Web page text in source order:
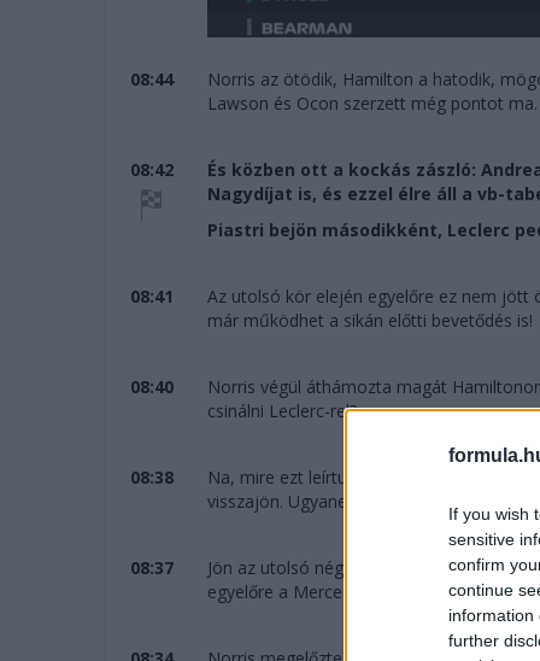
If you wish
sensitive
confirm
continue
information
further
08:44
Norris az ötödik, Hamilton a hatodik,
Lawson és Ocon szerzett még pontot ma.
08:42
És közben ott a kockás zászló:
Nagydíjat is, és ezzel élre áll a vb-
Piastri bejön másodikként, Leclerc
08:41
Az utolsó kör elején egyelőre ez nem jött
már működhet a sikán előtti bevetődés is!
08:40
Norris végül áthámozta magát
csinálni Leclerc-rel?
08:38
Na, mire ezt leírtuk, ők is eljátsszák
visszajön. Ugyanez történt valószínűleg
08:37
Jön az utolsó négy kör, a dobogó alsó
egyelőre a Mercedes nem boldogul a